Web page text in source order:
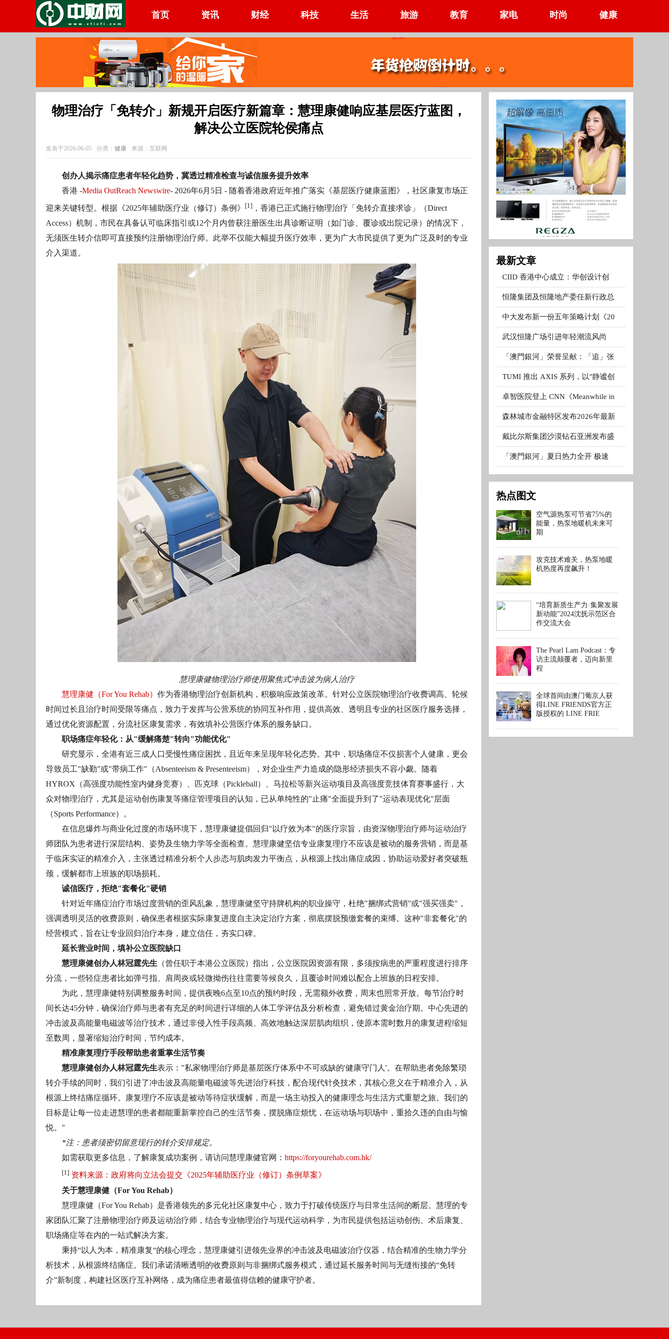
首页 资讯 财经 科技 生活 旅游 教育 家电 时尚 健康
物理治疗「免转介」新规开启医疗新篇章：慧理康健响应基层医疗蓝图，
解决公立医院轮侯痛点
发表于2026-06-05 分类： 健康 来源：互联网
创办人揭示痛症患者年轻化趋势，冀透过精准检查与诚信服务提升效率
香港 -Media OutReach Newswire- 2026年6月5日 - 随着香港政府近年推广落实《基层医疗健康蓝图》，社区康复市场正
迎来关键转型。根据《2025年辅助医疗业（修订）条例》 [1] ，香港已正式施行物理治疗「免转介直接求诊」（Direct
Access）机制，市民在具备认可临床指引或12个月内曾获注册医生出具诊断证明（如门诊、覆诊或出院记录）的情况下，
无须医生转介信即可直接预约注册物理治疗师。此举不仅能大幅提升医疗效率，更为广大市民提供了更为广泛及时的专业
介入渠道。
慧理康健物理治疗师使用聚焦式冲击波为病人治疗
慧理康健（For You Rehab） 作为香港物理治疗创新机构，积极响应政策改革。针对公立医院物理治疗收费调高、轮候
时间过长且治疗时间受限等痛点，致力于发挥与公营系统的协同互补作用，提供高效、透明且专业的社区医疗服务选择，
通过优化资源配置，分流社区康复需求，有效填补公营医疗体系的服务缺口。
职场痛症年轻化：从"缓解痛楚"转向"功能优化"
研究显示，全港有近三成人口受慢性痛症困扰，且近年来呈现年轻化态势。其中，职场痛症不仅损害个人健康，更会
导致员工"缺勤"或"带病工作"（Absenteeism & Presenteeism），对企业生产力造成的隐形经济损失不容小觑。随着
HYROX（高强度功能性室内健身竞赛）、匹克球（Pickleball）、马拉松等新兴运动项目及高强度竞技体育赛事盛行，大
众对物理治疗，尤其是运动创伤康复等痛症管理项目的认知，已从单纯性的"止痛"全面提升到了"运动表现优化"层面
（Sports Performance）。
在信息爆炸与商业化过度的市场环境下，慧理康健提倡回归"以疗效为本"的医疗宗旨，由资深物理治疗师与运动治疗
师团队为患者进行深层结构、姿势及生物力学等全面检查。慧理康健坚信专业康复理疗不应该是被动的服务营销，而是基
于临床实证的精准介入，主张透过精准分析个人步态与肌肉发力平衡点，从根源上找出痛症成因，协助运动爱好者突破瓶
颈，缓解都市上班族的职场损耗。
诚信医疗，拒绝"套餐化"硬销
针对近年痛症治疗市场过度营销的歪风乱象，慧理康健坚守持牌机构的职业操守，杜绝"捆绑式营销"或"强买强卖"，
强调透明灵活的收费原则，确保患者根据实际康复进度自主决定治疗方案，彻底摆脱预缴套餐的束缚。这种"非套餐化"的
经营模式，旨在让专业回归治疗本身，建立信任，夯实口碑。
延长营业时间，填补公立医院缺口
慧理康健创办人林冠霆先生 （曾任职于本港公立医院）指出，公立医院因资源有限，多须按病患的严重程度进行排序
分流，一些轻症患者比如弹弓指、肩周炎或轻微拗伤往往需要等候良久，且覆诊时间难以配合上班族的日程安排。
为此，慧理康健特别调整服务时间，提供夜晚6点至10点的预约时段，无需额外收费，周末也照常开放。每节治疗时
间长达45分钟，确保治疗师与患者有充足的时间进行详细的人体工学评估及分析检查，避免错过黄金治疗期。中心先进的
冲击波及高能量电磁波等治疗技术，通过非侵入性手段高频、高效地触达深层肌肉组织，使原本需时数月的康复进程缩短
至数周，显著缩短治疗时间，节约成本。
精准康复理疗手段帮助患者重掌生活节奏
慧理康健创办人林冠霆先生表示："私家物理治疗师是基层医疗体系中不可或缺的'健康守门人'。在帮助患者免除繁琐
转介手续的同时，我们引进了冲击波及高能量电磁波等先进治疗科技，配合现代针灸技术，其核心意义在于精准介入，从
根源上终结痛症循环。康复理疗不应该是被动等待症状缓解，而是一场主动投入的健康理念与生活方式重塑之旅。我们的
目标是让每一位走进慧理的患者都能重新掌控自己的生活节奏，摆脱痛症烦忧，在运动场与职场中，重拾久违的自由与愉
悦。"
*注：患者须密切留意现行的转介安排规定。
如需获取更多信息，了解康复成功案例，请访问慧理康健官网： https://foryourehab.com.hk/
[1] 资料来源：政府将向立法会提交《2025年辅助医疗业（修订）条例草案》
关于慧理康健（For You Rehab）
慧理康健（For You Rehab）是香港领先的多元化社区康复中心，致力于打破传统医疗与日常生活间的断层。慧理的专
家团队汇聚了注册物理治疗师及运动治疗师，结合专业物理治疗与现代运动科学，为市民提供包括运动创伤、术后康复、
职场痛症等在内的一站式解决方案。
秉持“以人为本，精准康复“的核心理念，慧理康健引进领先业界的冲击波及电磁波治疗仪器，结合精准的生物力学分
析技术，从根源终结痛症。我们承诺清晰透明的收费原则与非捆绑式服务模式，通过延长服务时间与无缝衔接的“免转
介”新制度，构建社区医疗互补网络，成为痛症患者最值得信赖的健康守护者。
最新文章
CIID 香港中心成立：华创设计创
恒隆集团及恒隆地产委任新行政总
中大发布新一份五年策略计划《20
武汉恒隆广场引进年轻潮流风尚
「澳門銀河」荣誉呈献：「追」张
TUMI 推出 AXIS 系列，以"静谧创
卓智医院登上 CNN《Meanwhile in
森林城市金融特区发布2026年最新
戴比尔斯集团沙漠钻石亚洲发布盛
「澳門銀河」夏日热力全开 极速
热点图文
空气源热泵可节省75%的
能量，热泵地暖机未来可
期
攻克技术难关，热泵地暖
机热度再度飙升！
“培育新质生产力·集聚发展
新动能”2024沈抚示范区合
作交流大会
The Pearl Lam Podcast：专
访主流颠覆者，迈向新里
程
全球首间由澳门葡京人获
得LINE FRIENDS官方正
版授权的 LINE FRIE